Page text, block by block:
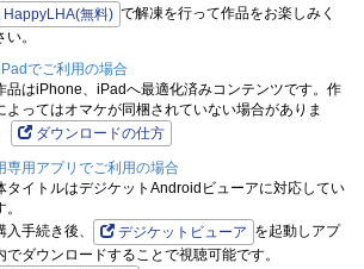
HappyLHA(無料) で解凍を行って作品をお楽しみく
い。
でご利用の場合
品はiPhone、iPadへ最適化済みコンテンツです。作
よってはオマケが同梱されていない場合がありま
ダウンロードの仕方
専用アプリでご利用の場合
タイトルはデジケットAndroidビューアに対応してい
入手続き後、
デジケットビューア を起動しアプ
でダウンロードすることで視聴可能です。